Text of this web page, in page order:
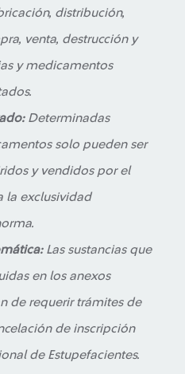
distribución,
venta, destrucción y
y medicamentos
Determinadas
solo pueden ser
y vendidos por el
la exclusividad
Las sustancias que
en los anexos
de requerir trámites de
de inscripción
de Estupefacientes.